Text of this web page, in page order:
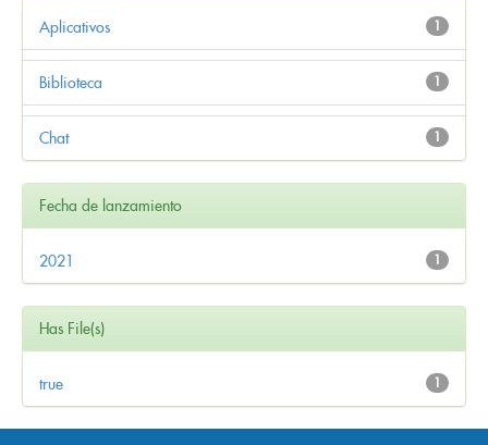
1
Aplicativos
1
Biblioteca
1
Chat
Fecha de lanzamiento
1
2021
Has File(s)
1
true